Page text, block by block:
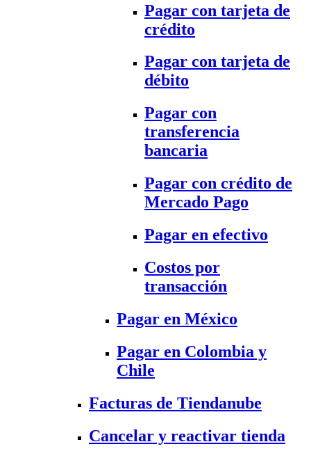
Pagar con tarjeta de
crédito
Pagar con tarjeta de
débito
Pagar con
transferencia
bancaria
Pagar con crédito de
Mercado Pago
Pagar en efectivo
Costos por
transacción
Pagar en México
Pagar en Colombia y
Chile
Facturas de Tiendanube
Cancelar y reactivar tienda